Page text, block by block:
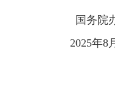
国
2025